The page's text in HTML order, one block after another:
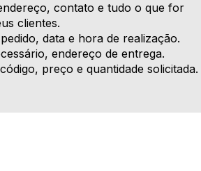
contato e tudo o que for
clientes.
data e hora de realização.
endereço de entrega.
preço e quantidade solicitada.